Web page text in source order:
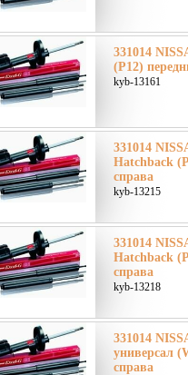
331014
(P12)
kyb-13161
331014
Hatchback
справа
kyb-13215
331014
Hatchback
справа
kyb-13218
331014
универсал
справа